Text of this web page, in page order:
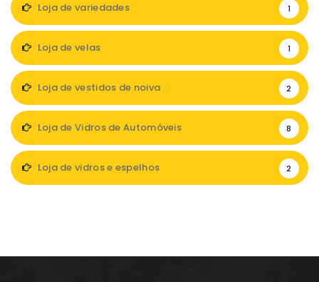
Loja de variedades 1
Loja de velas 1
Loja de vestidos de noiva 2
Loja de Vidros de Automóveis 8
Loja de vidros e espelhos 2